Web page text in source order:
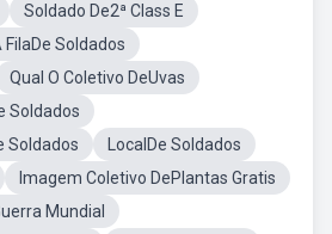
Soldado De2ª Class E
FilaDe Soldados
Qual O Coletivo DeUvas
Soldados
Soldados
LocalDe Soldados
Imagem Coletivo DePlantas Gratis
Mundial